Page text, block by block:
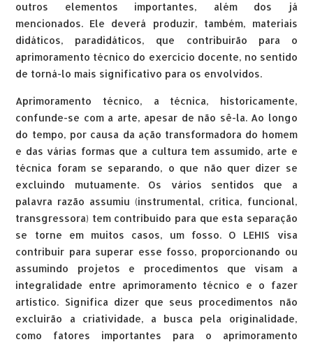
outros elementos importantes, além dos já
mencionados. Ele deverá produzir, também, materiais
didáticos, paradidáticos, que contribuirão para o
aprimoramento técnico do exercício docente, no sentido
de torná-lo mais significativo para os envolvidos.
Aprimoramento técnico, a técnica, historicamente,
confunde-se com a arte, apesar de não sê-la. Ao longo
do tempo, por causa da ação transformadora do homem
e das várias formas que a cultura tem assumido, arte e
técnica foram se separando, o que não quer dizer se
excluindo mutuamente. Os vários sentidos que a
palavra razão assumiu (instrumental, crítica, funcional,
transgressora) tem contribuído para que esta separação
se torne em muitos casos, um fosso. O LEHIS visa
contribuir para superar esse fosso, proporcionando ou
assumindo projetos e procedimentos que visam a
integralidade entre aprimoramento técnico e o fazer
artístico. Significa dizer que seus procedimentos não
excluirão a criatividade, a busca pela originalidade,
como fatores importantes para o aprimoramento